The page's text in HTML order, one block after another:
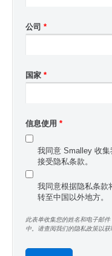
公司 *
国家 *
信息使用 *
我同意 Smalley 收
接受隐私条款。
我同意根据隐私条款
转至中国以外地方。
此表单收集您的姓名和电子邮
中。请查阅我们的隐私政策以获